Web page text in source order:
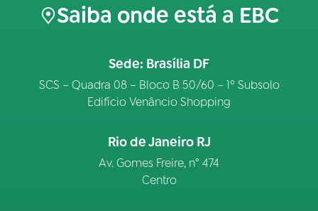
Saiba onde está a EBC
Sede: Brasília DF
SCS – Quadra 08 – Bloco B 50/60 – 1º Subsolo
Edifício Venâncio Shopping
Rio de Janeiro RJ
Av. Gomes Freire, n° 474
Centro